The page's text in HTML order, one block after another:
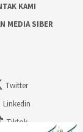
KAMI
MEDIA SIBER
Twitter
Linkedin
Tiktok